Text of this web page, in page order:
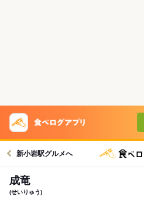
新小岩駅グルメへ
成竜
(せいりゅう)